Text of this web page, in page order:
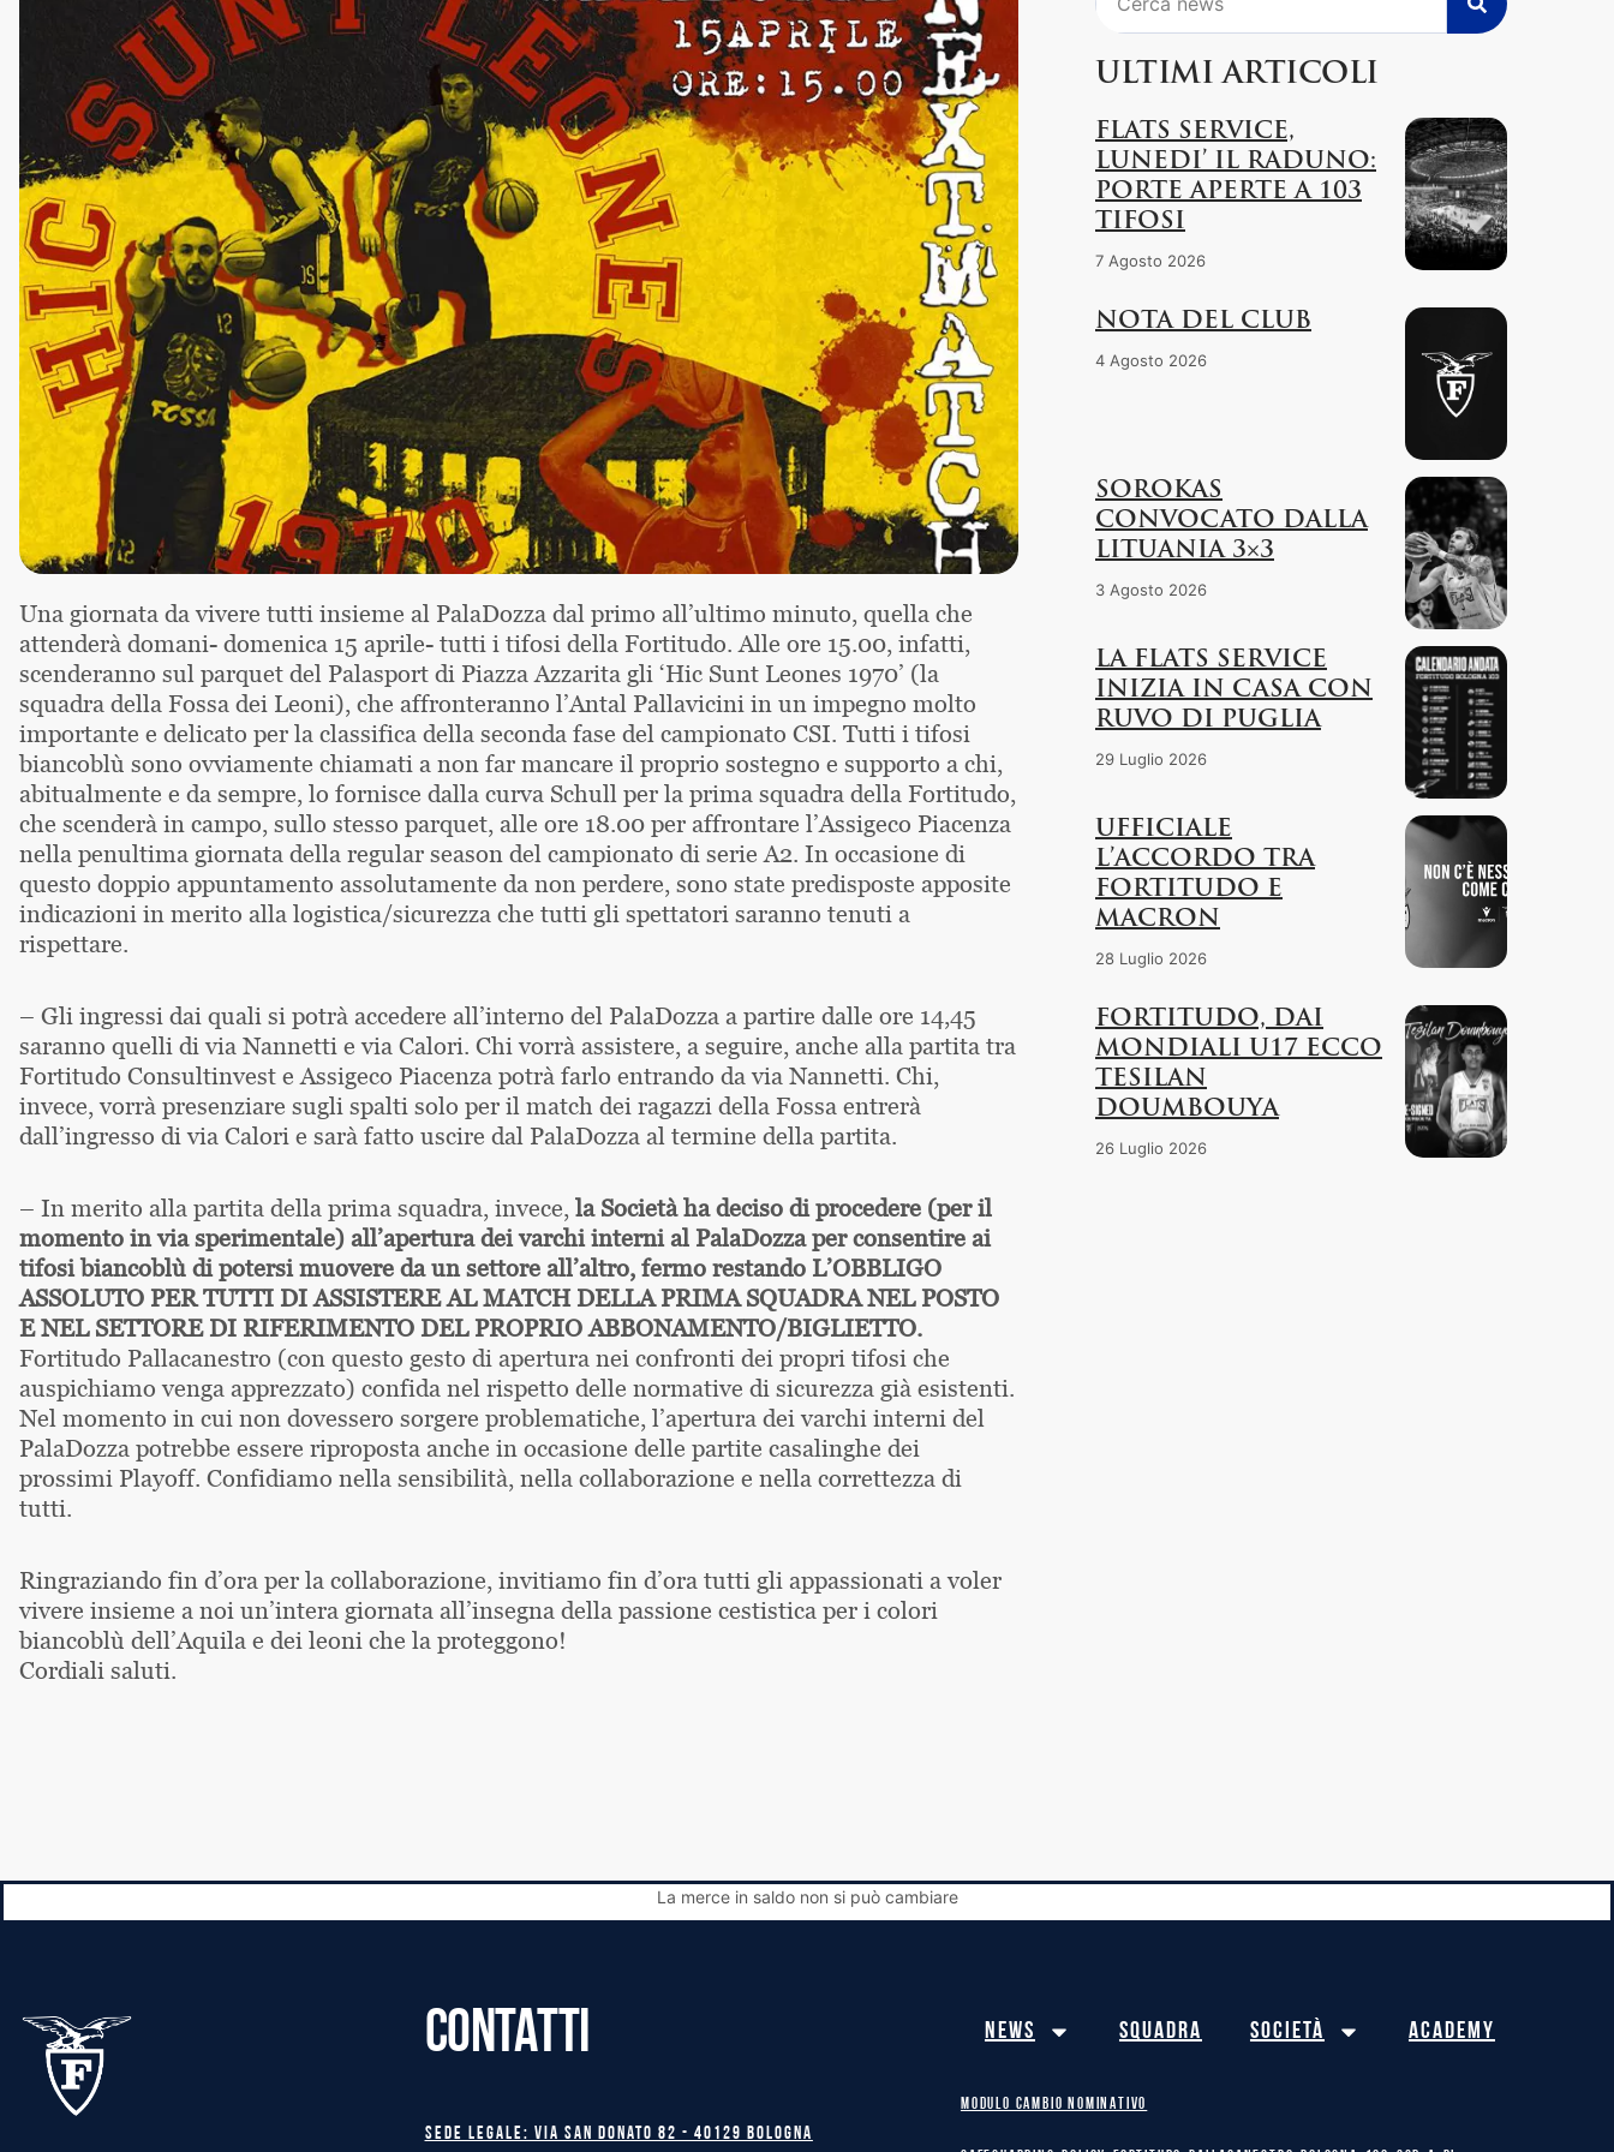
Una giornata da vivere tutti insieme al PalaDozza dal primo all’ultimo minuto, quella che
attenderà domani- domenica 15 aprile- tutti i tifosi della Fortitudo. Alle ore 15.00, infatti,
scenderanno sul parquet del Palasport di Piazza Azzarita gli ‘Hic Sunt Leones 1970’ (la
squadra della Fossa dei Leoni), che affronteranno l’Antal Pallavicini in un impegno molto
importante e delicato per la classifica della seconda fase del campionato CSI. Tutti i tifosi
biancoblù sono ovviamente chiamati a non far mancare il proprio sostegno e supporto a chi,
abitualmente e da sempre, lo fornisce dalla curva Schull per la prima squadra della Fortitudo,
che scenderà in campo, sullo stesso parquet, alle ore 18.00 per affrontare l’Assigeco Piacenza
nella penultima giornata della regular season del campionato di serie A2. In occasione di
questo doppio appuntamento assolutamente da non perdere, sono state predisposte apposite
indicazioni in merito alla logistica/sicurezza che tutti gli spettatori saranno tenuti a
rispettare.
– Gli ingressi dai quali si potrà accedere all’interno del PalaDozza a partire dalle ore 14,45
saranno quelli di via Nannetti e via Calori. Chi vorrà assistere, a seguire, anche alla partita tra
Fortitudo Consultinvest e Assigeco Piacenza potrà farlo entrando da via Nannetti. Chi,
invece, vorrà presenziare sugli spalti solo per il match dei ragazzi della Fossa entrerà
dall’ingresso di via Calori e sarà fatto uscire dal PalaDozza al termine della partita.
– In merito alla partita della prima squadra, invece, la Società ha deciso di procedere (per il
momento in via sperimentale) all’apertura dei varchi interni al PalaDozza per consentire ai
tifosi biancoblù di potersi muovere da un settore all’altro, fermo restando L’OBBLIGO
ASSOLUTO PER TUTTI DI ASSISTERE AL MATCH DELLA PRIMA SQUADRA NEL POSTO
E NEL SETTORE DI RIFERIMENTO DEL PROPRIO ABBONAMENTO/BIGLIETTO.
Fortitudo Pallacanestro (con questo gesto di apertura nei confronti dei propri tifosi che
auspichiamo venga apprezzato) confida nel rispetto delle normative di sicurezza già esistenti.
Nel momento in cui non dovessero sorgere problematiche, l’apertura dei varchi interni del
PalaDozza potrebbe essere riproposta anche in occasione delle partite casalinghe dei
prossimi Playoff. Confidiamo nella sensibilità, nella collaborazione e nella correttezza di
tutti.
Ringraziando fin d’ora per la collaborazione, invitiamo fin d’ora tutti gli appassionati a voler
vivere insieme a noi un’intera giornata all’insegna della passione cestistica per i colori
biancoblù dell’Aquila e dei leoni che la proteggono!
Cordiali saluti.
ULTIMI ARTICOLI
FLATS SERVICE,
LUNEDI’ IL RADUNO:
PORTE APERTE A 103
TIFOSI
7 Agosto 2026
NOTA DEL CLUB
4 Agosto 2026
SOROKAS
CONVOCATO DALLA
LITUANIA 3×3
3 Agosto 2026
LA FLATS SERVICE
INIZIA IN CASA CON
RUVO DI PUGLIA
29 Luglio 2026
UFFICIALE
L’ACCORDO TRA
FORTITUDO E
MACRON
28 Luglio 2026
FORTITUDO, DAI
MONDIALI U17 ECCO
TESILAN
DOUMBOUYA
26 Luglio 2026
La merce in saldo non si può cambiare
CONTATTI
Sede legale: Via San Donato 82 - 40129 BOLOGNA
News Squadra Società Academy
MODULO CAMBIO NOMINATIVO